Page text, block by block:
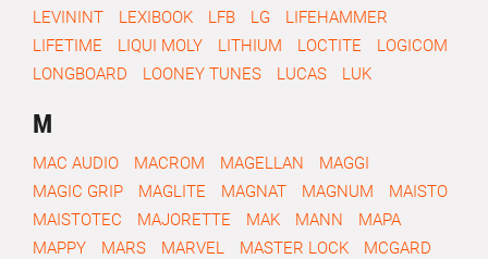
LEVININT
LEXIBOOK LFB LG
LIFEHAMMER
LIFETIME
LIQUI MOLY LITHIUM LOCTITE
LOGICOM
LONGBOARD
LOONEY TUNES LUCAS LUK
M
MAC AUDIO MACROM MAGELLAN
MAGGI
MAGIC GRIP
MAGLITE MAGNAT MAGNUM
MAISTO
MAISTOTEC
MAJORETTE MAK MANN
MAPA
MAPPY
MARS MARVEL MASTER LOCK MCGARD